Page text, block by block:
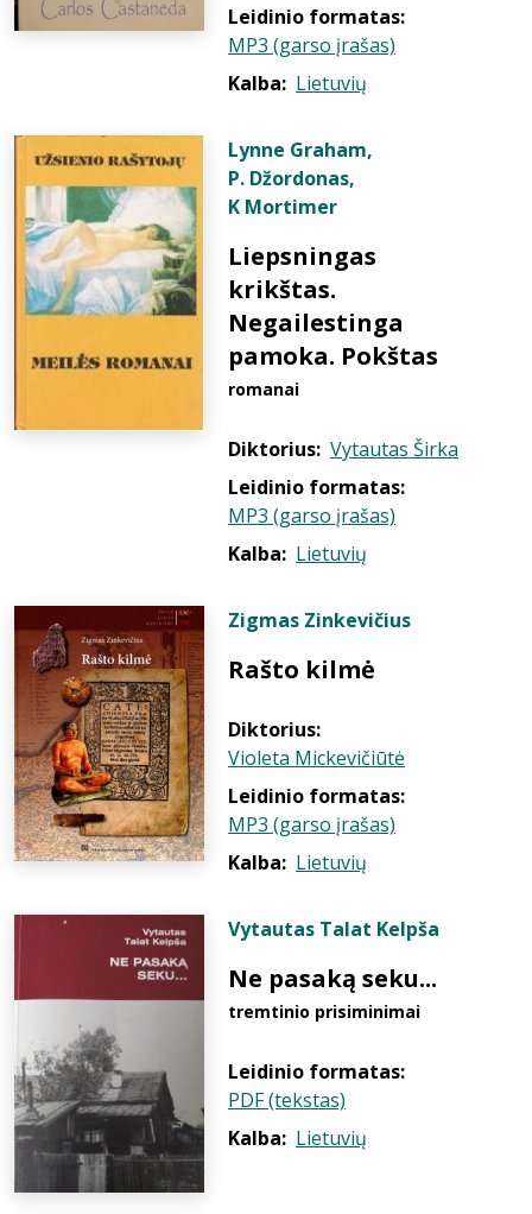
Leidinio formatas:
MP3 (garso įrašas)
Kalba: Lietuvių
Lynne Graham,
P. Džordonas,
K Mortimer
Liepsningas
krikštas.
Negailestinga
pamoka. Pokštas
romanai
Diktorius: Vytautas Širka
Leidinio formatas:
MP3 (garso įrašas)
Kalba: Lietuvių
Zigmas Zinkevičius
Rašto kilmė
Diktorius:
Violeta Mickevičiūtė
Leidinio formatas:
MP3 (garso įrašas)
Kalba: Lietuvių
Vytautas Talat Kelpša
Ne pasaką seku...
tremtinio prisiminimai
Leidinio formatas:
PDF (tekstas)
Kalba: Lietuvių